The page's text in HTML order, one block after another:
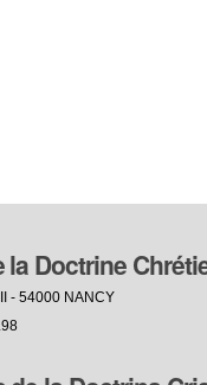
la Doctrine
- 54000 NANCY